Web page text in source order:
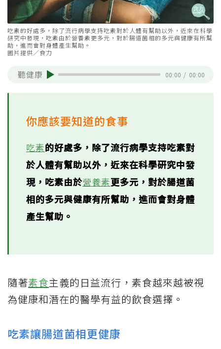
吃素的好處多，除了流行病學支持吃素對於人體有幫助以外，近來在科學
研究中發現，吃素由於營養素更多元，對於腸道菌相的多元與健康有所幫
助，進而會對身體產生幫助。
圖片提供／食力
聽健康 00:00 / 00:00
你應該要知道的食事
吃素的好處多，除了流行病學支持吃素對
於人體有幫助以外，近來在科學研究中發
現，吃素由於營養素更多元，對於腸道菌
相的多元與健康有所幫助，進而會對身體
產生幫助。
隨著素食主義的日益流行，素食越來越被視
為健康和潛在的醫學有益的飲食選擇。
吃素讓腸道菌相更健康